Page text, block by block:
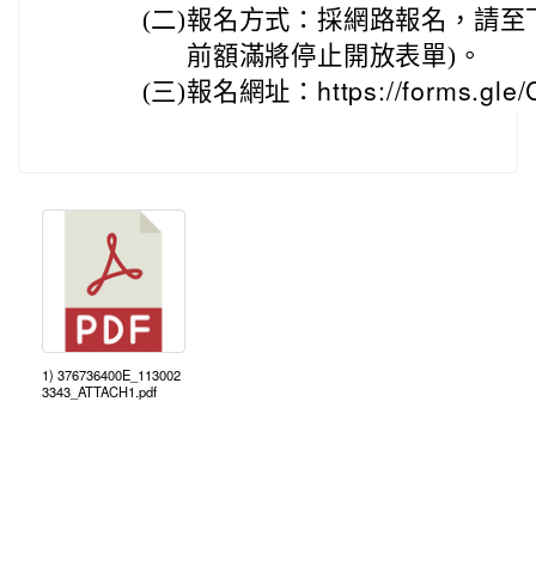
(二)報名方式：採網路報名，請
前額滿將停止開放表單)。
(三)報名網址： https://forms.gle/
1) 376736400E_113002
3343_ATTACH1.pdf